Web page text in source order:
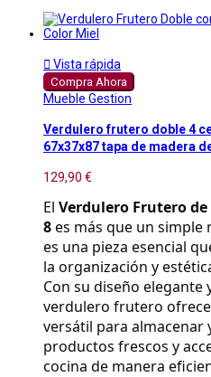
 Vista rápida
Compra Ahora
Mueble Gestion
Verdulero frutero doble 4
67x37x87 tapa de madera
129,90 €
El Verdulero Frutero
8 es más que un simple
es una pieza esencial
la organización y
Con su diseño elegante
verdulero frutero
versátil para almacenar
productos frescos y
cocina de manera